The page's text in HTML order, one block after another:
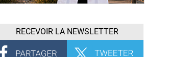
RECEVOIR LA NEWSLETTER